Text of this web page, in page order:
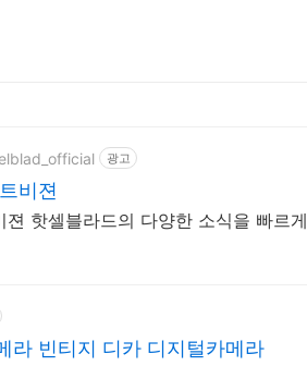
광고
비젼
핫셀블라드의 다양한 소식을 빠르게
라 빈티지 디카 디지털카메라